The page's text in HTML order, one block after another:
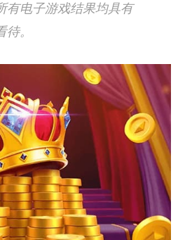
有电子游戏结果均具有
。